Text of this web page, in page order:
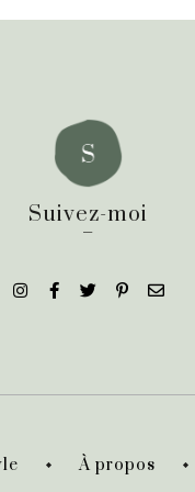
Suivez-moi
_
À propos